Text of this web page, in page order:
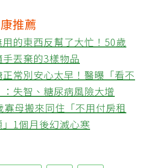
推薦
的東西反幫了大忙！50歲
丟棄的3樣物品
常別安心太早！醫曝「看不
失智、糖尿病風險大增
母搬來同住「不用付房租
1個月後幻滅心寒